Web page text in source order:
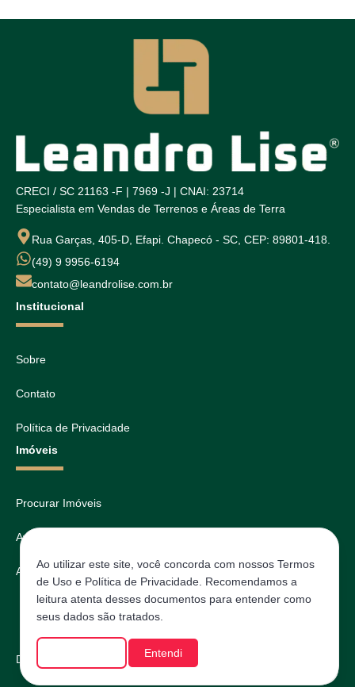
CRECI / SC 21163 -F | 7969 -J | CNAI: 23714
Especialista em Vendas de Terrenos e Áreas de Terra
Rua Garças, 405-D, Efapi. Chapecó - SC, CEP: 89801-418.
(49) 9 9956-6194
contato@leandrolise.com.br
Institucional
Sobre
Contato
Política de Privacidade
Imóveis
Procurar Imóveis
Avaliar
Agendar
Desenvolvido com IMOVAGO
Ao utilizar este site, você concorda com nossos Termos
de Uso e Política de Privacidade. Recomendamos a
leitura atenta desses documentos para entender como
seus dados são tratados.
Entendi